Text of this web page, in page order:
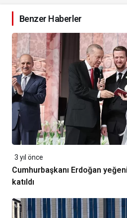
Benzer Haberler
3 yıl önce
Cumhurbaşkanı Erdoğan
katıldı